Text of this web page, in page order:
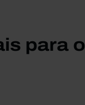
para o